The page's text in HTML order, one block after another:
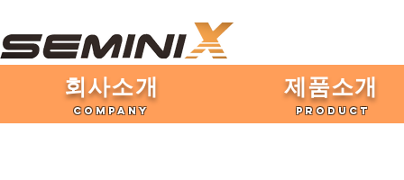
​회사소개
COMPANY
제품​소개
PRODUCT